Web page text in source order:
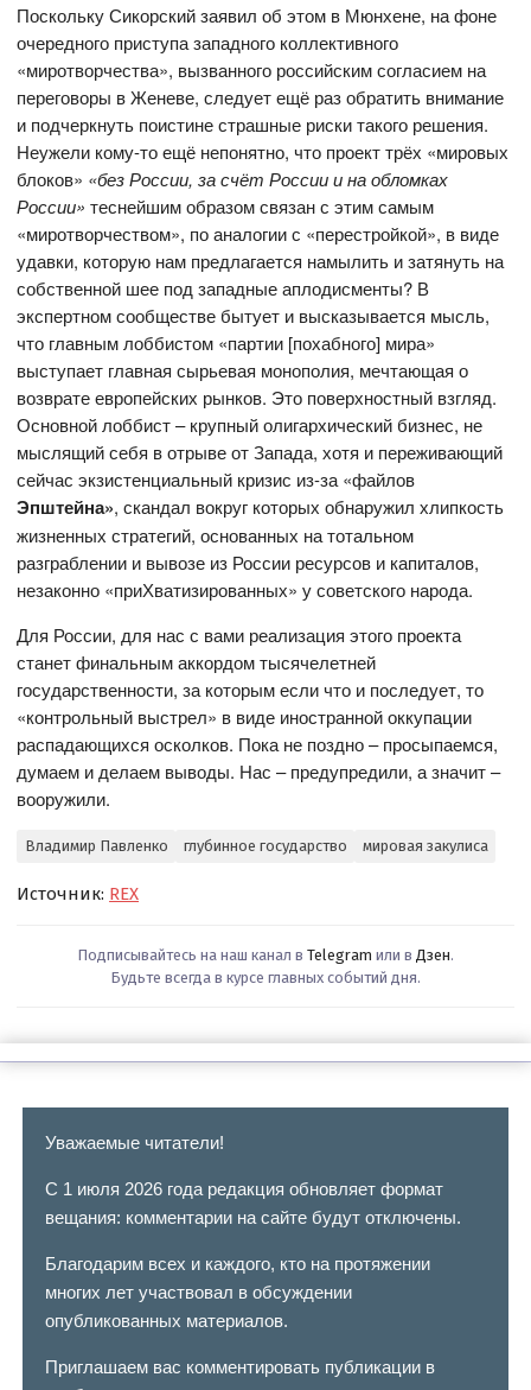
Поскольку Сикорский заявил об этом в Мюнхене, на фоне
очередного приступа западного коллективного
«миротворчества», вызванного российским согласием на
переговоры в Женеве, следует ещё раз обратить внимание
и подчеркнуть поистине страшные риски такого решения.
Неужели кому-то ещё непонятно, что проект трёх «мировых
блоков» «без России, за счёт России и на обломках
России»теснейшим образом связан с этим самым
«миротворчеством», по аналогии с «перестройкой», в виде
удавки, которую нам предлагается намылить и затянуть на
собственной шее под западные аплодисменты? В
экспертном сообществе бытует и высказывается мысль,
что главным лоббистом «партии [похабного] мира»
выступает главная сырьевая монополия, мечтающая о
возврате европейских рынков. Это поверхностный взгляд.
Основной лоббист – крупный олигархический бизнес, не
мыслящий себя в отрыве от Запада, хотя и переживающий
сейчас экзистенциальный кризис из-за «файлов
Эпштейна», скандал вокруг которых обнаружил хлипкость
жизненных стратегий, основанных на тотальном
разграблении и вывозе из России ресурсов и капиталов,
незаконно «приХватизированных» у советского народа.
Для России, для нас с вами реализация этого проекта
станет финальным аккордом тысячелетней
государственности, за которым если что и последует, то
«контрольный выстрел» в виде иностранной оккупации
распадающихся осколков. Пока не поздно – просыпаемся,
думаем и делаем выводы. Нас – предупредили, а значит –
вооружили.
Владимир Павленко глубинное государство мировая закулиса
Источник: REX
Подписывайтесь на наш канал в Telegram или в Дзен.
Будьте всегда в курсе главных событий дня.
Уважаемые читатели!
С 1 июля 2026 года редакция обновляет формат
вещания: комментарии на сайте будут отключены.
Благодарим всех и каждого, кто на протяжении
многих лет участвовал в обсуждении
опубликованных материалов.
Приглашаем вас комментировать публикации в